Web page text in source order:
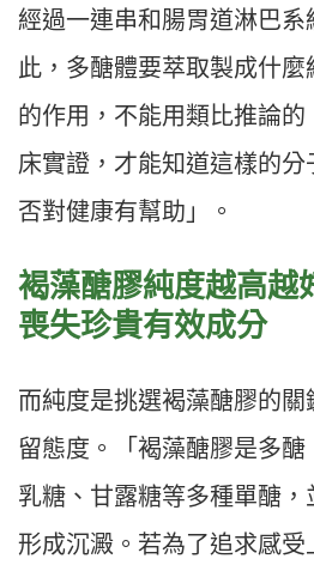
經過一連串和腸胃道淋巴系
此，多醣體要萃取製成什
的作用，不能用類比推論
床實證，才能知道這樣的
否對健康有幫助」。
褐藻醣膠純度越高越
喪失珍貴有效成分
而純度是挑選褐藻醣膠的
留態度。「褐藻醣膠是多
乳糖、甘露糖等多種單醣
形成沉澱。若為了追求感受